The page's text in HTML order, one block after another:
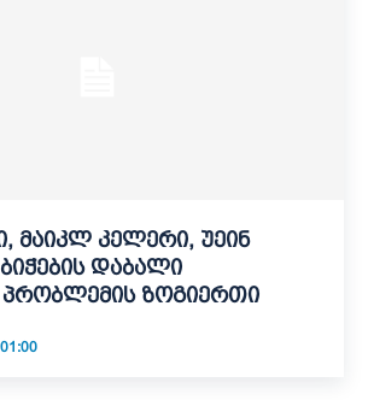
მაიკლ კელერი, უეინ
დაბალი
პრობლემის ზოგიერთი